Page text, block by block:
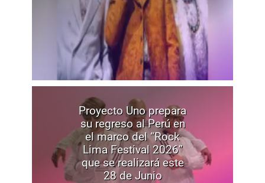
Proyecto Uno prepara
su regreso al Perú en
el marco del “Rock
Lima Festival 2026”
que se realizará este
28 de Junio